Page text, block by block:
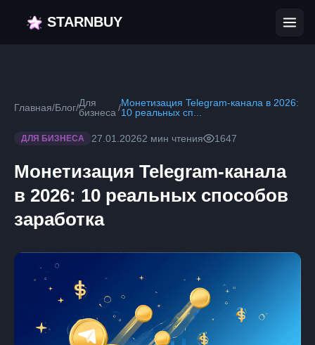
STARNBUY
Главная/Блог/Для
бизнеса /Монетизация Telegram-канала в 2026:
10 реальных сп...
ДЛЯ БИЗНЕСА 27.01.20262 мин чтения 1647
Монетизация Telegram-канала
в 2026: 10 реальных способов
заработка